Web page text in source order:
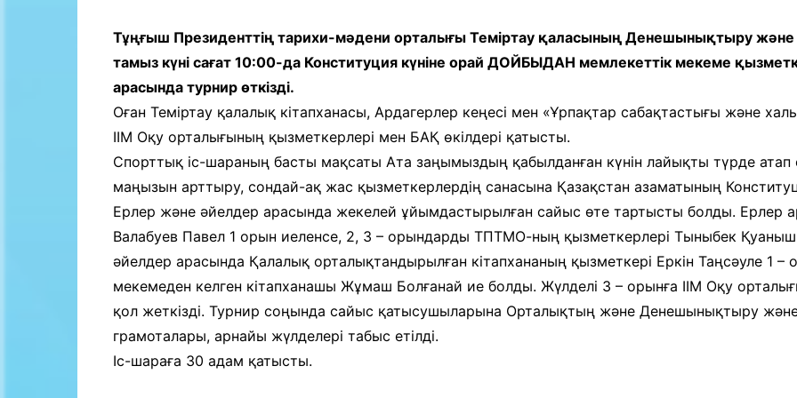
бөлімі
Қазақстан жолы
Спорттық даңқ залы
Сызба
Тұңғыш Президенттің тарихи-мәдени орталығы Теміртау қаласының Денешынықтыру және
тамыз күні сағат 10:00-да Конституция күніне орай ДОЙБЫДАН мемлекеттік мекеме
арасында турнир өткізді.
Оған Теміртау қалалық кітапханасы, Ардагерлер кеңесі мен «Ұрпақтар сабақтастығы және
ІІМ Оқу орталығының қызметкерлері мен БАҚ өкілдері қатысты.
Спорттық іс-шараның басты мақсаты Ата заңымыздың қабылданған күнін лайықты түрде атап
маңызын арттыру, сондай-ақ жас қызметкерлердің санасына Қазақстан азаматының
Ерлер және әйелдер арасында жекелей ұйымдастырылған сайыс өте тартысты болды. Ерлер
Валабуев Павел 1 орын иеленсе, 2, 3 – орындарды ТПТМО-ның қызметкерлері Тыныбек Қуаныш
әйелдер арасында Қалалық орталықтандырылған кітапхананың қызметкері Еркін Таңсәуле 1
мекемеден келген кітапханашы Жұмаш Болғанай ие болды. Жүлделі 3 – орынға ІІМ Оқу
қол жеткізді. Турнир соңында сайыс қатысушыларына Орталықтың және Денешынықтыру және
грамоталары, арнайы жүлделері табыс етілді.
Іс-шараға 30 адам қатысты.